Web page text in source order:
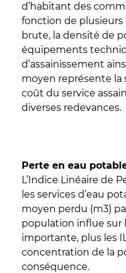
d’habitant des
fonction de plusieurs
brute, la densité de
équipements
d’assainissement
moyen représente la
coût du service
diverses redevances.
Perte en eau
L’Indice Linéaire de
les services d’eau
moyen perdu (m3)
population influe sur
importante, plus les
concentration de la
conséquence.